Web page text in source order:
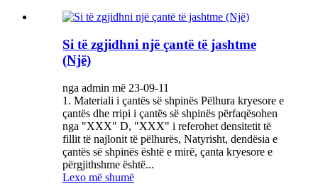
Si të zgjidhni një çantë të jashtme
(Një)
nga admin më 23-09-11
1. Materiali i çantës së shpinës Pëlhura kryesore e
çantës dhe rripi i çantës së shpinës përfaqësohen
nga "XXX" D, "XXX" i referohet densitetit të
fillit të najlonit të pëlhurës, Natyrisht, dendësia e
çantës së shpinës është e mirë, çanta kryesore e
përgjithshme është...
Lexo më shumë